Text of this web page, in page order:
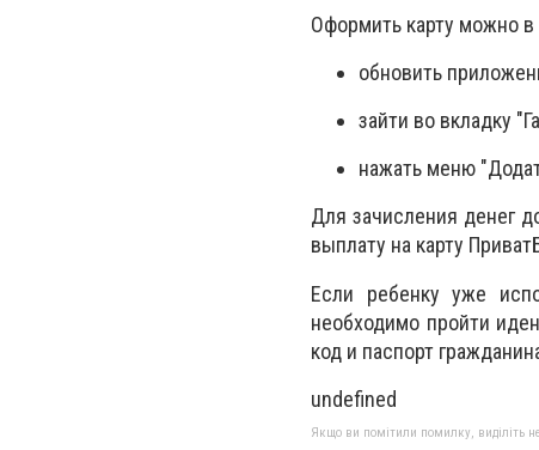
Оформить карту можно
обновить
зайти во вкладку
нажать меню
Для зачисления денег
выплату на карту
Если ребенку уже
необходимо пройти
код и паспорт
undefined
Якщо ви помітили помилку, виділіть